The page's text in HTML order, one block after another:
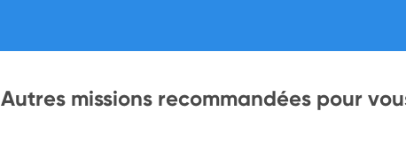
Autres missions recommandées pour